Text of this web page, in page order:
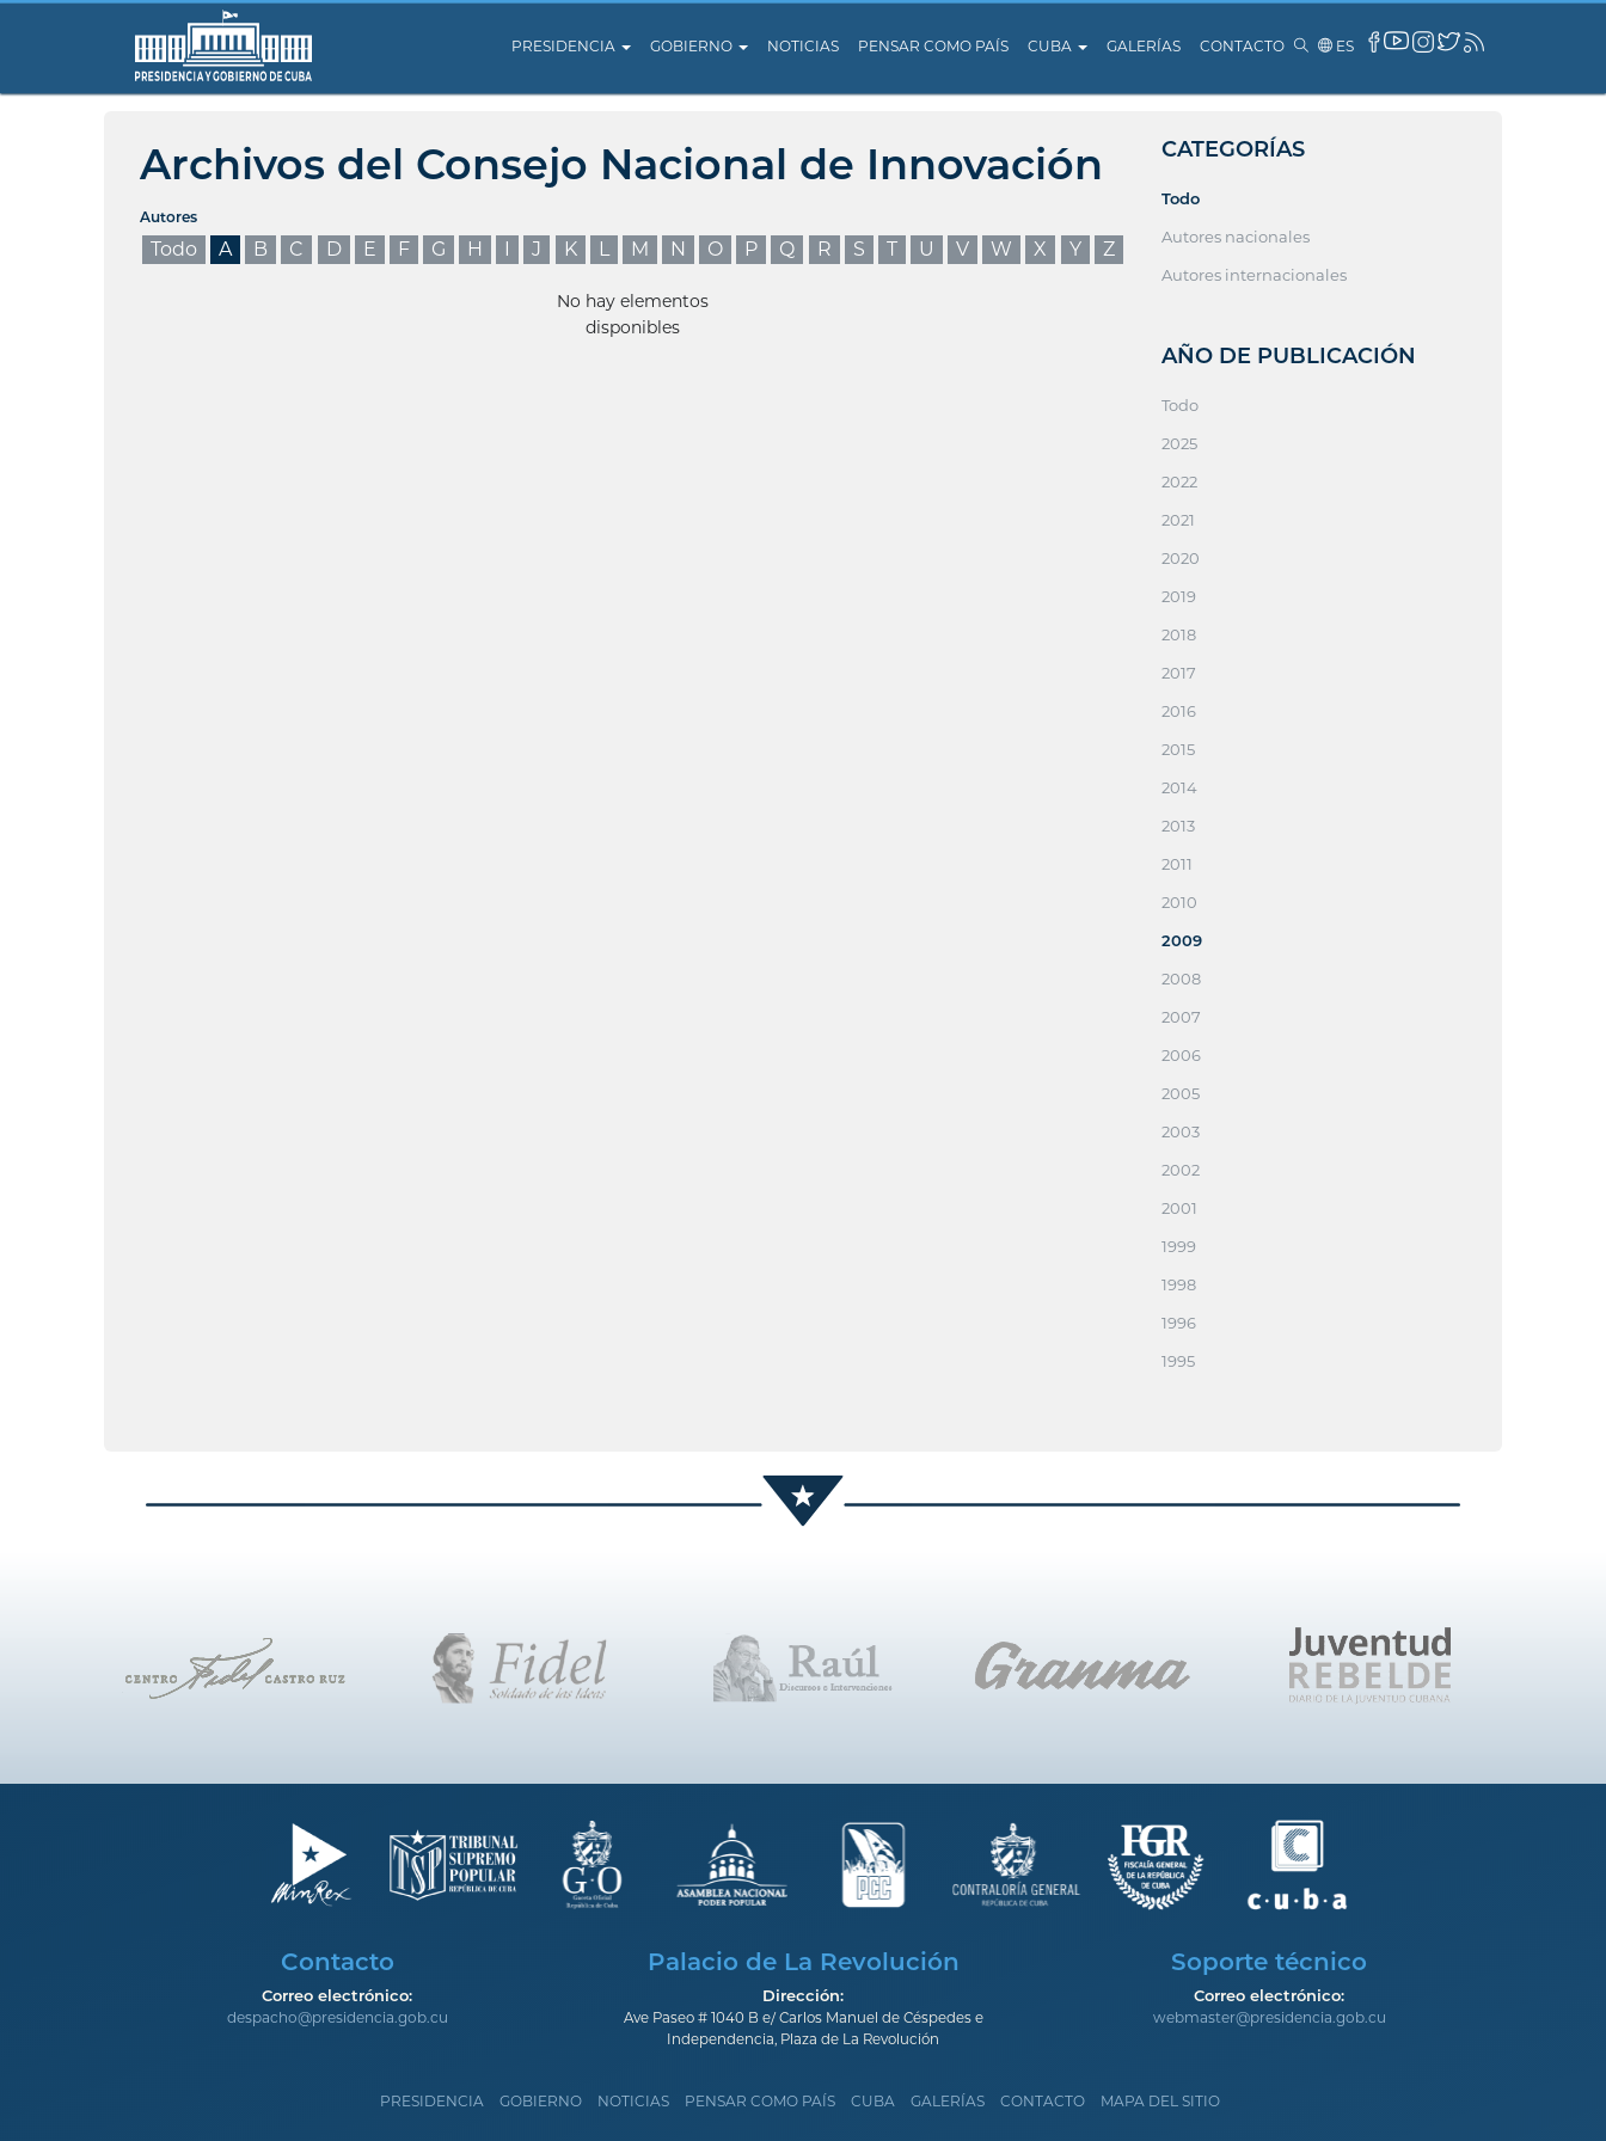
PRESIDENCIA GOBIERNO NOTICIAS PENSAR COMO PAÍS CUBA GALERÍAS CONTACTO ES
Archivos del Consejo Nacional de Innovación
Autores
Todo A B C D E F G H I J K L M N O P Q R S T U V W X Y Z
No hay elementos
disponibles
CATEGORÍAS
Todo
Autores nacionales
Autores internacionales
AÑO DE PUBLICACIÓN
Todo
2025
2022
2021
2020
2019
2018
2017
2016
2015
2014
2013
2011
2010
2009
2008
2007
2006
2005
2003
2002
2001
1999
1998
1996
1995
Contacto
Correo electrónico:
despacho@presidencia.gob.cu
Palacio de La Revolución
Dirección:
Ave Paseo # 1040 B e/ Carlos Manuel de Céspedes e
Independencia, Plaza de La Revolución
Soporte técnico
Correo electrónico:
webmaster@presidencia.gob.cu
PRESIDENCIA GOBIERNO NOTICIAS PENSAR COMO PAÍS CUBA GALERÍAS CONTACTO MAPA DEL SITIO